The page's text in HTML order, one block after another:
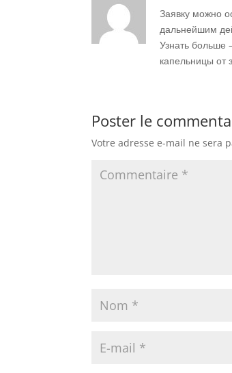
Заявку можно
дальнейшим
Узнать
капельницы от
Poster le
Votre adresse e-mail ne sera